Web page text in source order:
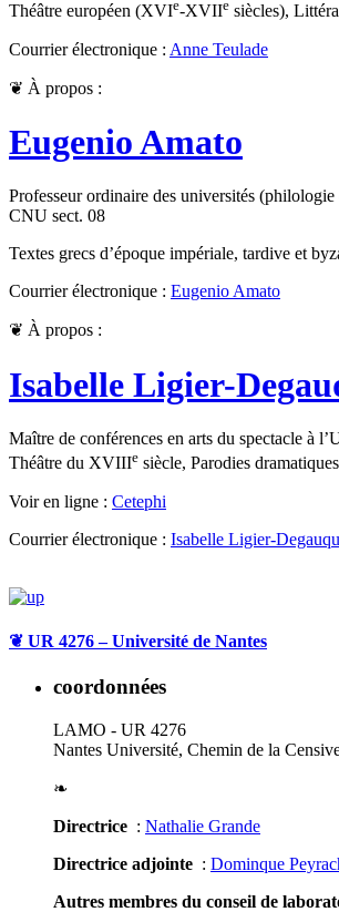
Théâtre européen (XVIe-XVIIe siècles),
Courrier électronique : Anne Teulade
❦ À propos :
Eugenio Amato
Professeur ordinaire des universités
CNU sect. 08
Textes grecs d’époque impériale, tardive et
Courrier électronique : Eugenio Amato
❦ À propos :
Isabelle Ligier-
Maître de conférences en arts du spectacle à
Théâtre du XVIIIe siècle, Parodies
Voir en ligne : Cetephi
Courrier électronique : Isabelle Ligier-
❦ UR 4276 – Université de Nantes
coordonnées
LAMO - UR 4276
Nantes Université, Chemin de la
❧
Directrice : Nathalie Grande
Directrice adjointe : Dominque
Autres membres du conseil de